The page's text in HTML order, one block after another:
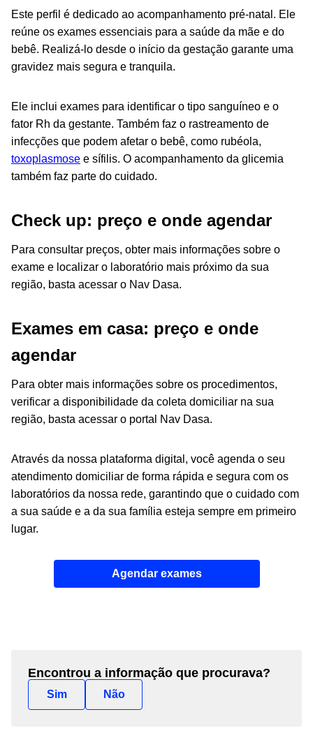
Este perfil é dedicado ao acompanhamento pré-natal. Ele
reúne os exames essenciais para a saúde da mãe e do
bebê. Realizá-lo desde o início da gestação garante uma
gravidez mais segura e tranquila.
Ele inclui exames para identificar o tipo sanguíneo e o
fator Rh da gestante. Também faz o rastreamento de
infecções que podem afetar o bebê, como rubéola,
toxoplasmose e sífilis. O acompanhamento da glicemia
também faz parte do cuidado.
Check up: preço e onde agendar
Para consultar preços, obter mais informações sobre o
exame e localizar o laboratório mais próximo da sua
região, basta acessar o Nav Dasa.
Exames em casa: preço e onde
agendar
Para obter mais informações sobre os procedimentos,
verificar a disponibilidade da coleta domiciliar na sua
região, basta acessar o portal Nav Dasa.
Através da nossa plataforma digital, você agenda o seu
atendimento domiciliar de forma rápida e segura com os
laboratórios da nossa rede, garantindo que o cuidado com
a sua saúde e a da sua família esteja sempre em primeiro
lugar.
Agendar exames
Encontrou a informação que procurava?
Sim Não